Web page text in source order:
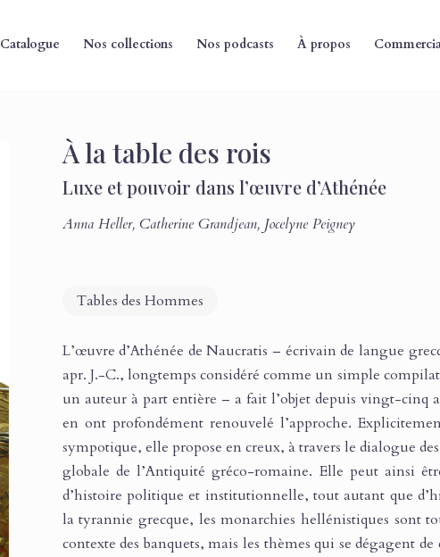
Catalogue Nos collections Nos podcasts À propos
À la table des rois
Luxe et pouvoir dans l’œuvre d’Athénée
Anna Heller, Catherine Grandjean, Jocelyne Peigney
Tables des Hommes
L’œuvre d’Athénée de Naucratis – écrivain de langue
apr. J.-C., longtemps considéré comme un simple
un auteur à part entière – a fait l’objet depuis vingt-cinq
en ont profondément renouvelé l’approche.
sympotique, elle propose en creux, à travers le dialogue
globale de l’Antiquité gréco-romaine. Elle peut ainsi
d’histoire politique et institutionnelle, tout autant que
la tyrannie grecque, les monarchies hellénistiques sont
contexte des banquets, mais les thèmes qui se dégagent